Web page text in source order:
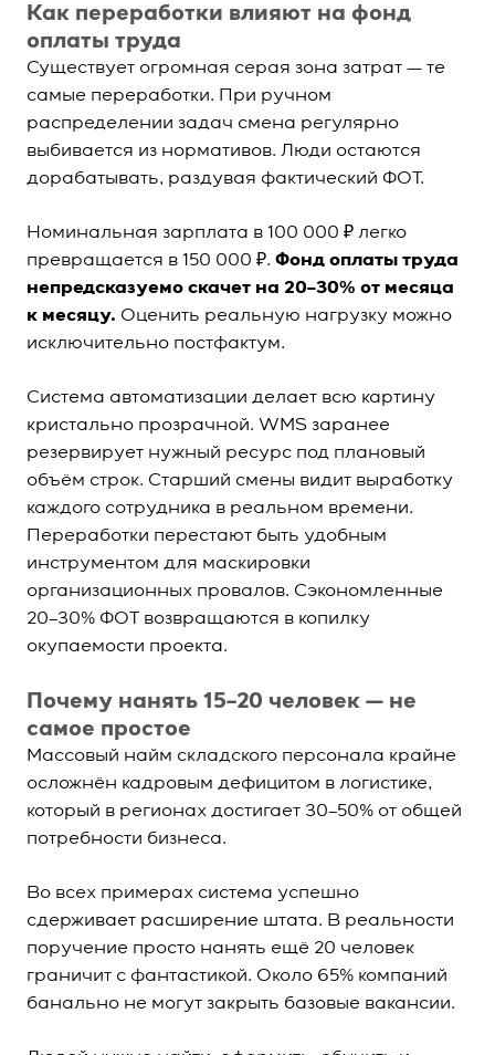
Как переработки влияют на фонд
оплаты труда
Существует огромная серая зона затрат — те
самые переработки. При ручном
распределении задач смена регулярно
выбивается из нормативов. Люди остаются
дорабатывать, раздувая фактический ФОТ.
Номинальная зарплата в 100 000 ₽ легко
превращается в 150 000 ₽. Фонд оплаты труда
непредсказуемо скачет на 20–30% от месяца
к месяцу. Оценить реальную нагрузку можно
исключительно постфактум.
Система автоматизации делает всю картину
кристально прозрачной. WMS заранее
резервирует нужный ресурс под плановый
объём строк. Старший смены видит выработку
каждого сотрудника в реальном времени.
Переработки перестают быть удобным
инструментом для маскировки
организационных провалов. Сэкономленные
20–30% ФОТ возвращаются в копилку
окупаемости проекта.
Почему нанять 15–20 человек — не
самое простое
Массовый найм складского персонала крайне
осложнён кадровым дефицитом в логистике,
который в регионах достигает 30–50% от общей
потребности бизнеса.
Во всех примерах система успешно
сдерживает расширение штата. В реальности
поручение просто нанять ещё 20 человек
граничит с фантастикой. Около 65% компаний
банально не могут закрыть базовые вакансии.